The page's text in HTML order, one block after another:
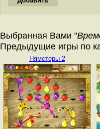
Выбранная Вами "
Предыдущие игры по
Нямстеры 2